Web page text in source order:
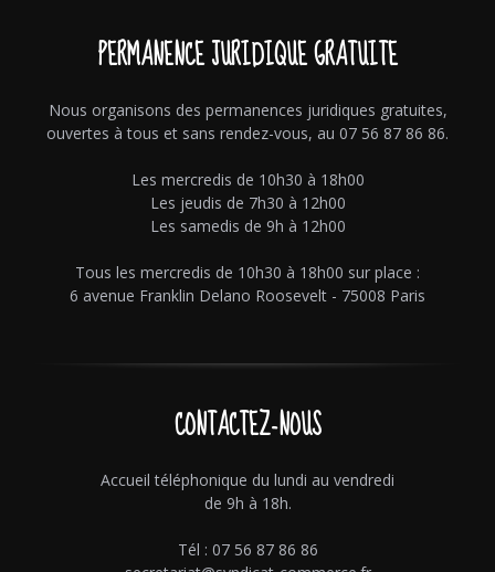
PERMANENCE JURIDIQUE GRATUITE
Nous organisons des permanences juridiques gratuites,
ouvertes à tous et sans rendez-vous, au 07 56 87 86 86.
Les mercredis de 10h30 à 18h00
Les jeudis de 7h30 à 12h00
Les samedis de 9h à 12h00
Tous les mercredis de 10h30 à 18h00 sur place :
6 avenue Franklin Delano Roosevelt - 75008 Paris
CONTACTEZ-NOUS
Accueil téléphonique du lundi au vendredi
de 9h à 18h.
Tél : 07 56 87 86 86